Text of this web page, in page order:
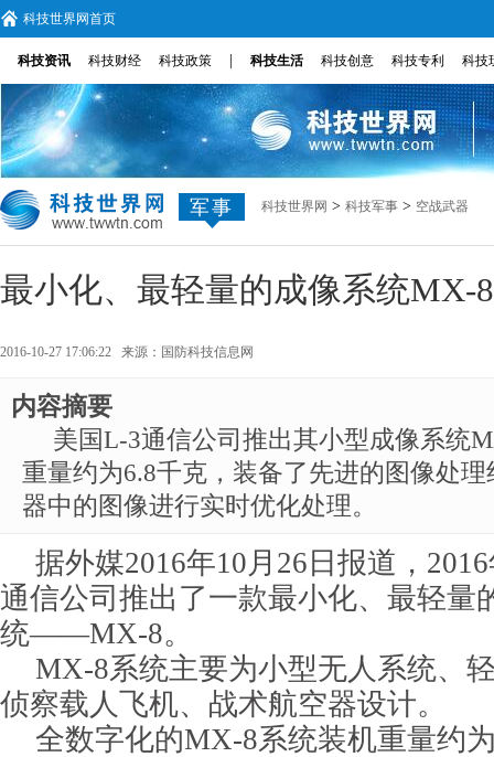
科技世界网首页
科技资讯 科技财经 科技政策 科技生活 科技创意 科技专利 科技
军事 科技世界网 > 科技军事 > 空战武器
最小化、最轻量的成像系统MX-
2016-10-27 17:06:22 来源： 国防科技信息网
内容摘要
美国L-3通信公司推出其小型成像系统
重量约为6.8千克，装备了先进的图像处
器中的图像进行实时优化处理。
据外媒2016年10月26日报道，
通信公司推出了一款最小化、最轻量
统——MX-8。
MX-8系统主要为小型无人系统、
侦察载人飞机、战术航空器设计。
全数字化的MX-8系统装机重量约